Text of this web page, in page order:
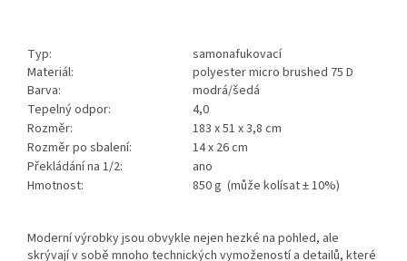
Typ:
samonafukovací
Materiál:
polyester micro brushed 75 D
Barva:
modrá/šedá
Tepelný odpor:
4,0
Rozměr:
183 x 51 x 3,8 cm
Rozměr po sbalení:
14 x 26 cm
Překládání na 1/2:
ano
Hmotnost:
850 g (může kolísat ± 10%)
Moderní výrobky jsou obvykle nejen hezké na pohled, ale
skrývají v sobě mnoho technických vymožeností a detailů, které